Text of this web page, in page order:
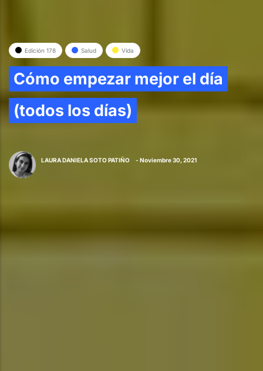
Edición 178 Salud Vida
Cómo empezar mejor el día
(todos los días)
LAURA DANIELA SOTO PATIÑO - Noviembre 30, 2021